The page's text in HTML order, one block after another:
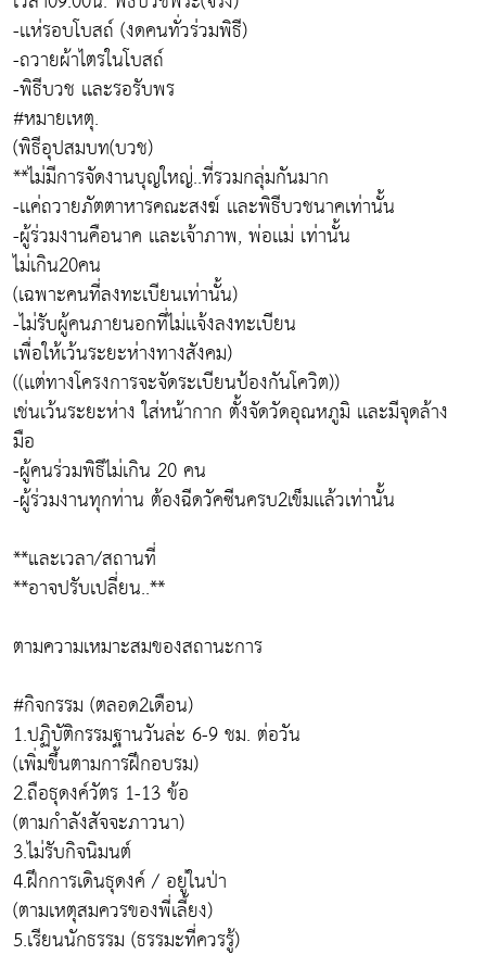
-เเห่รอบโบสถ์ (งดคนทั่วร่วมพิธี)
-ถวายผ้าไตรในโบสถ์
-พิธีบวช เเละรอรับพร
#หมายเหตุ.
(พิธีอุปสมบท(บวช)
**ไม่มีการจัดงานบุญใหญ่..ที่รวมกลุ่มกันมาก
-เเค่ถวายภัตตาหารคณะสงฆ์ เเละพิธีบวชนาคเท่านั้น
-ผู้ร่วมงานคือนาค เเละเจ้าภาพ, พ่อเเม่ เท่านั้น
ไม่เกิน20คน
(เฉพาะคนที่ลงทะเบียนเท่านั้น)
-ไม่รับผู้คนภายนอกที่ไม่เเจ้งลงทะเบียน
เพื่อให้เว้นระยะห่างทางสังคม)
((เเต่ทางโครงการจะจัดระเบียนป้องกันโควิต))
เช่นเว้นระยะห่าง ใส่หน้ากาก ตั้งจัดวัดอุณหภูมิ เเละมีจุดล้าง
มือ
-ผู้คนร่วมพิธีไม่เกิน 20 คน
-ผู้ร่วมงานทุกท่าน ต้องฉีดวัคซีนครบ2เข็มเเล้วเท่านั้น
**และเวลา/สถานที่
**อาจปรับเปลี่ยน..**
ตามความเหมาะสมของสถานะการ
#กิจกรรม (ตลอด2เดือน)
1.ปฏิบัติกรรมฐานวันล่ะ 6-9 ชม. ต่อวัน
(เพิ่มขึ้นตามการฝึกอบรม)
2.ถือธุดงค์วัตร 1-13 ข้อ
(ตามกำลังสัจจะภาวนา)
3.ไม่รับกิจนิมนต์
4.ฝึกการเดินธุดงค์ / อยู่ในป่า
(ตามเหตุสมควรของพี่เลี้ยง)
5.เรียนนักธรรม (ธรรมะที่ควรรู้)